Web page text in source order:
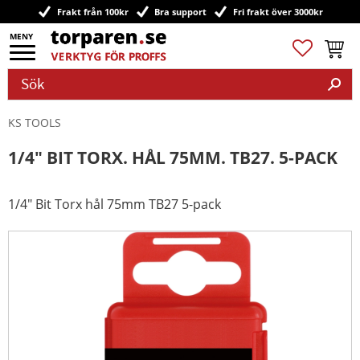
Meny
Frakt från 100kr Bra support Fri frakt över 3000kr
Favoriter
KS TOOLS
1/4" BIT TORX. HÅL 75MM. TB27. 5-PACK
1/4" Bit Torx hål 75mm TB27 5-pack